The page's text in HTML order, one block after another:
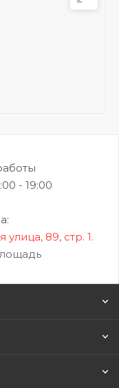
- 19:00
89, стр. 1.